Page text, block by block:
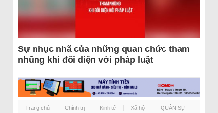
Sự nhục nhã của những quan chức tham
nhũng khi đối diện với pháp luật
Trang chủ Chính trị Kinh tế Xã hội QUÂN SỰ